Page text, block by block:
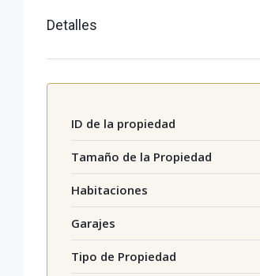
Detalles
ID de la propiedad
Tamaño de la Propiedad
Habitaciones
Garajes
Tipo de Propiedad